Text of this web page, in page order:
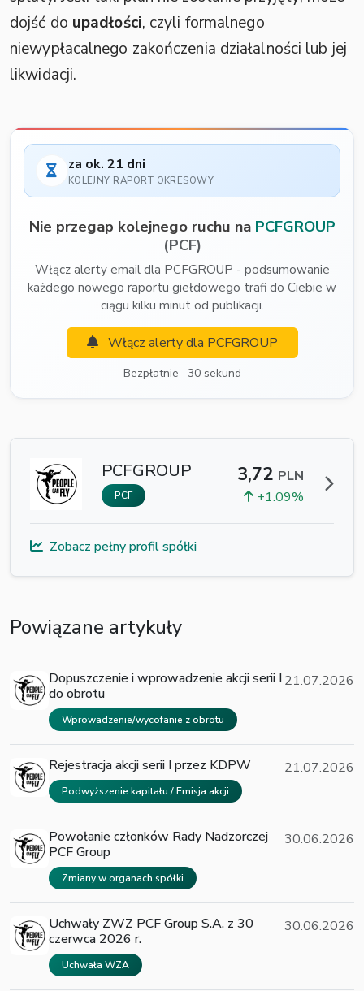
dojść do upadłości, czyli formalnego
niewypłacalnego zakończenia działalności lub jej
likwidacji.
za ok. 21 dni
KOLEJNY RAPORT OKRESOWY
Nie przegap kolejnego ruchu na PCFGROUP
(PCF)
Włącz alerty email dla PCFGROUP - podsumowanie
każdego nowego raportu giełdowego trafi do Ciebie w
ciągu kilku minut od publikacji.
Włącz alerty dla PCFGROUP
Bezpłatnie · 30 sekund
PCFGROUP
PCF
3,72 PLN
+1.09%
Zobacz pełny profil spółki
Powiązane artykuły
Dopuszczenie i wprowadzenie akcji serii I
do obrotu
Wprowadzenie/wycofanie z obrotu
21.07.2026
Rejestracja akcji serii I przez KDPW
Podwyższenie kapitału / Emisja akcji
21.07.2026
Powołanie członków Rady Nadzorczej
PCF Group
Zmiany w organach spółki
30.06.2026
Uchwały ZWZ PCF Group S.A. z 30
czerwca 2026 r.
Uchwała WZA
30.06.2026